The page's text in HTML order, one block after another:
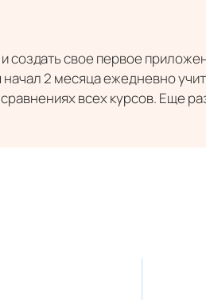
создать свое первое
2 месяца ежедневно
всех курсов. Еще